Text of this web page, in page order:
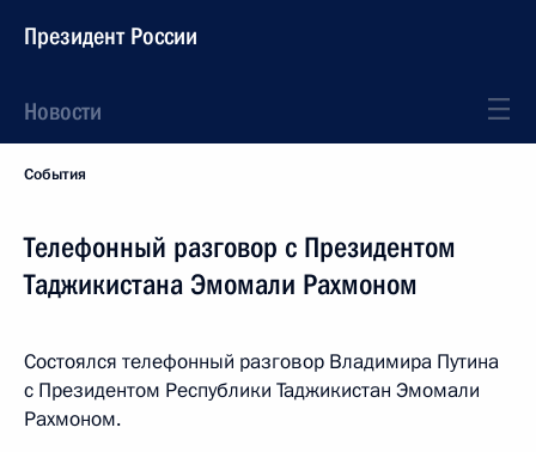
Президент России
Новости
События
Телефонный разговор с Президентом
Таджикистана Эмомали Рахмоном
Состоялся телефонный разговор Владимира Путина
с Президентом Республики Таджикистан Эмомали
Рахмоном.